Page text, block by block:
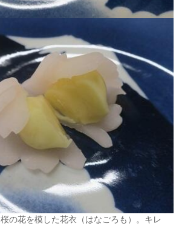
の花を模した花衣（はなごろも）。キレ